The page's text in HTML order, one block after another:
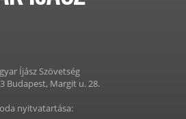
Íjász Szövetség
Budapest, Margit u. 28.
nyitvatartása: